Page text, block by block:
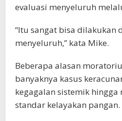
evaluasi menyeluruh
“Itu sangat bisa dilakukan
menyeluruh,” kata Mike.
Beberapa alasan
banyaknya kasus
kegagalan sistemik
standar kelayakan pangan.